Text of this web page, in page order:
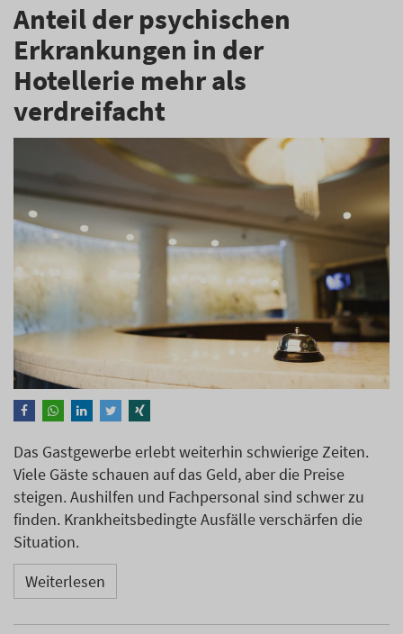
Anteil der psychischen
Erkrankungen in der
Hotellerie mehr als
verdreifacht
Das Gastgewerbe erlebt weiterhin schwierige Zeiten.
Viele Gäste schauen auf das Geld, aber die Preise
steigen. Aushilfen und Fachpersonal sind schwer zu
finden. Krankheitsbedingte Ausfälle verschärfen die
Situation.
Weiterlesen